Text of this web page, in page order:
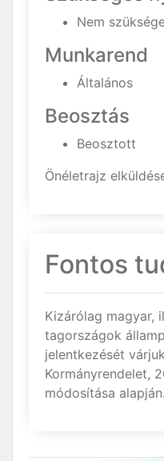
Nem
Munkarend
Általános
Beosztás
Beosztott
Önéletrajz
Fontos
Kizárólag magyar,
tagországok
jelentkezését
Kormányrendelet,
módosítása